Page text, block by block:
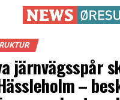
järnvägsspår
–